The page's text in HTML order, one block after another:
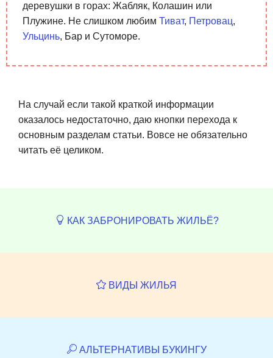
деревушки в горах: Жабляк, Колашин или
Плужине. Не слишком любим Тиват, Петровац,
Ульцинь, Бар и Сутоморе.
На случай если такой краткой информации
оказалось недостаточно, даю кнопки перехода к
основным разделам статьи. Вовсе не обязательно
читать её целиком.
КАК ЗАБРОНИРОВАТЬ ЖИЛЬЁ?
ВИДЫ ЖИЛЬЯ
АЛЬТЕРНАТИВЫ БУКИНГУ